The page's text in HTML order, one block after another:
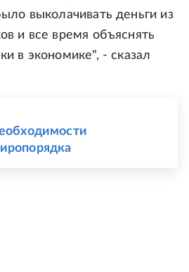
выколачивать деньги из
и все время объяснять
в экономике", - сказал